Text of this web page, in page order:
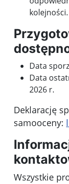
kolejności.
Data
Data
2026 r.
Deklarację
samooceny:
Wszystkie